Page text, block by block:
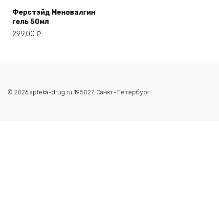
Ферстэйд Меновалгин
гель 50мл
299,00 ₽
© 2026 apteka-drug.ru 195027, Санкт-Петербург